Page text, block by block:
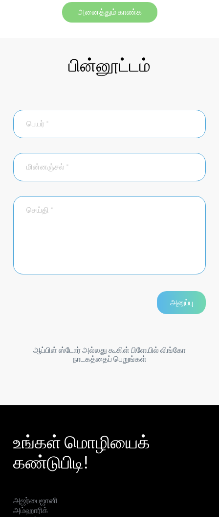
அனைத்தும் காண்க
பின்னூட்டம்
ஆப்பிள் ஸ்டோர் அல்லது கூகிள் பிளேயில் லிங்கோ
நாடகத்தைப் பெறுங்கள்
உங்கள் மொழியைக்
கண்டுபிடி!
அஜர்பைஜானி
அம்ஹாரிக்